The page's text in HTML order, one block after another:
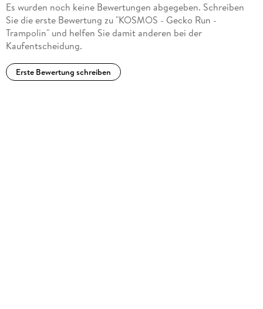
Es wurden noch keine Bewertungen abgegeben. Schreiben
Sie die erste Bewertung zu "KOSMOS - Gecko Run -
Trampolin" und helfen Sie damit anderen bei der
Kaufentscheidung.
Erste Bewertung schreiben